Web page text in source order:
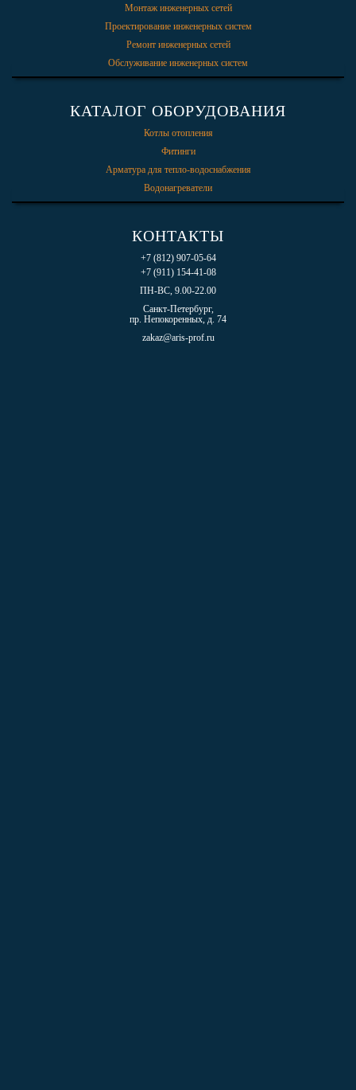
Монтаж инженерных сетей
Проектирование инженерных систем
Ремонт инженерных сетей
Обслуживание инженерных систем
КАТАЛОГ ОБОРУДОВАНИЯ
Котлы отопления
Фитинги
Арматура для тепло-водоснабжения
Водонагреватели
КОНТАКТЫ
+7 (812) 907-05-64
+7 (911) 154-41-08
ПН-ВС, 9.00-22.00
Санкт-Петербург,
пр. Непокоренных, д. 74
zakaz@aris-prof.ru